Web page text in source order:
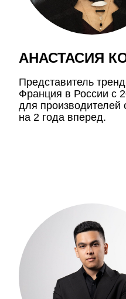
АНАСТАСИЯ
Представитель
Франция в России с
для производителей
на 2 года вперед.